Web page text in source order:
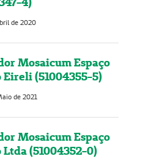
de 2020
Mosaicum Espaço
(51004355-5)
de 2021
Mosaicum Espaço
(51004352-0)